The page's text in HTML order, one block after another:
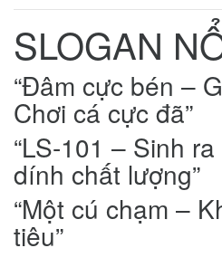
SLOGAN
“Đâm cực bén –
Chơi cá cực đã”
“LS-101 – Sinh
dính chất lượng”
“Một cú chạm –
tiêu”